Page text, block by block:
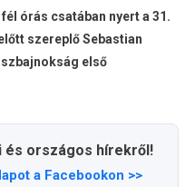
órás csatában nyert a 31.
szereplő Sebastian
első
és országos hírekről!
a Facebookon >>